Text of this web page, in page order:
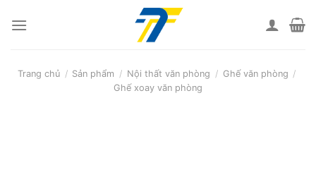
Trang chủ / Sản phẩm / Nội thất văn phòng / Ghế văn phòng /
Ghế xoay văn phòng